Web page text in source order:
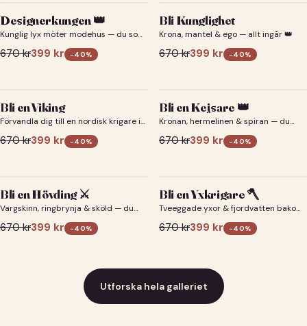
Designerkungen 👑
Kunglig lyx möter modehus — du som
670kr399 kr -40%
Bli Kunglighet
Krona, mantel & ego — allt ingår 👑
670kr399 kr -40%
Bli en Viking
Förvandla dig till en nordisk krigare i
ett episkt vikingaporträtt.
670kr399 kr -40%
Bli en Kejsare 👑
Kronan, hermelinen & spiran — du
670kr399 kr -40%
Bli en Hövding ⚔️
Vargskinn, ringbrynja & sköld — du
som nordisk krigsherre ⚔️
670kr399 kr -40%
Bli en Yxkrigare 🪓
Tveeggade yxor & fjordvatten bakom
670kr399 kr -40%
Utforska hela galleriet